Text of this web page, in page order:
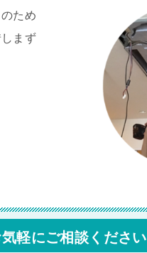
ため
まず
軽にご相談ください